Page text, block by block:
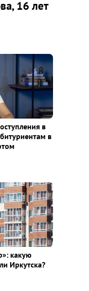
16 лет
в
в
какую
Иркутска?